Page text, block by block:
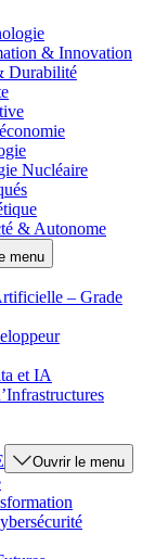
& Innovation
Durabilité
Nucléaire
& Autonome
menu
– Grade
et IA
Ouvrir le menu